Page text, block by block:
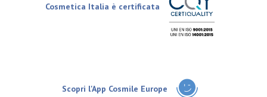
Cosmetica Italia è certificata
Scopri l'App Cosmile Europe